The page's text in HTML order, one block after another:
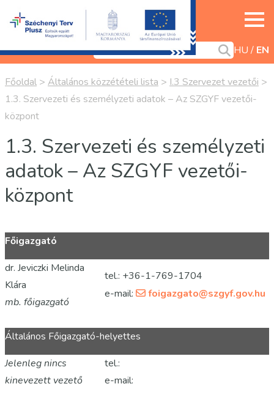
HU EN
Főoldal > Általános közzétételi lista > I.3 Szervezet vezetői >
1.3. Szervezeti és személyzeti adatok – Az SZGYF vezetői-
központ
1.3. Szervezeti és személyzeti
adatok – Az SZGYF vezetői-
központ
Főigazgató
dr. Jeviczki Melinda
Klára
mb. főigazgató
tel.: +36-1-769-1704
e-mail:
foigazgato@szgyf.gov.hu
Általános Főigazgató-helyettes
Jelenleg nincs
kinevezett vezető
tel.:
e-mail: